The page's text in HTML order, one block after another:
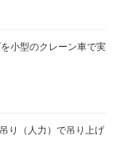
小型のクレーン車で実
り（人力）で吊り上げ